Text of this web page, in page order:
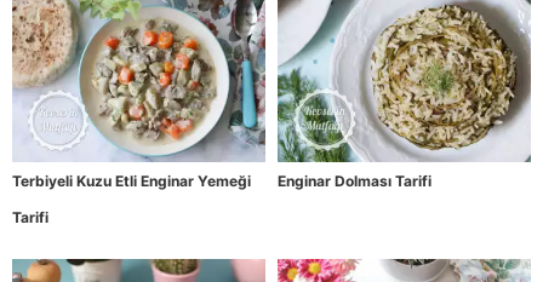
Terbiyeli Kuzu Etli Enginar Yemeği
Tarifi
Enginar Dolması Tarifi